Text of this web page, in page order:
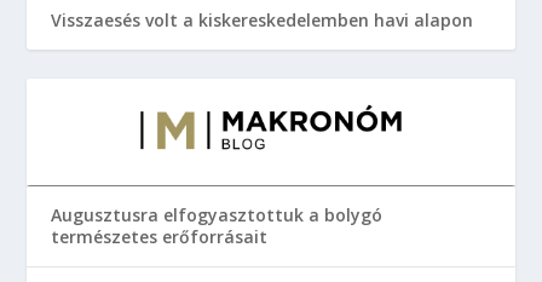
Visszaesés volt a kiskereskedelemben havi alapon
Augusztusra elfogyasztottuk a bolygó
természetes erőforrásait